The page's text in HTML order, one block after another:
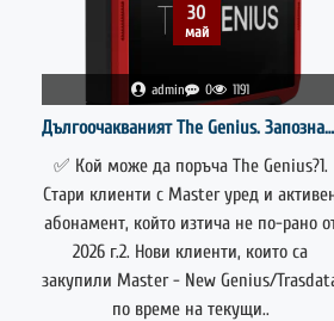
30
май
admin 0 1191
Дългоочакваният The Genius. Запознайте се подробно с условията за ъпгрейд на DIMSPORT
✅ Кой може да поръча The Genius?1.
Стари клиенти с Master уред и
абонамент, който изтича не по-рано
2026 г.2. Нови клиенти, които са
закупили Master - New Genius/
по време на текущи..